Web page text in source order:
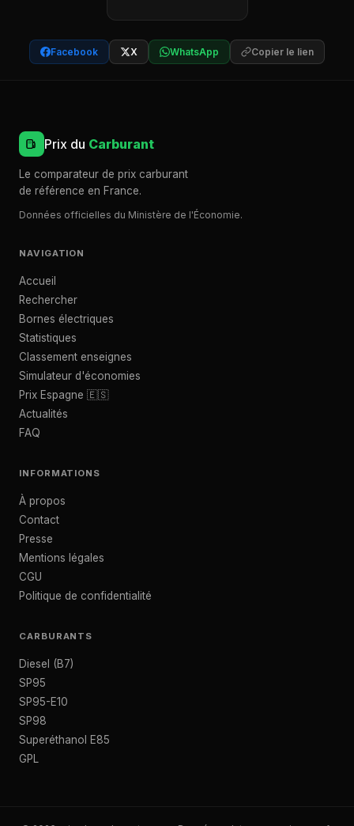
Facebook X WhatsApp Copier le lien
Prix du Carburant
Le comparateur de prix carburant
de référence en France.
Données officielles du Ministère de l'Économie.
NAVIGATION
Accueil
Rechercher
Bornes électriques
Statistiques
Classement enseignes
Simulateur d'économies
Prix Espagne 🇪🇸
Actualités
FAQ
INFORMATIONS
À propos
Contact
Presse
Mentions légales
CGU
Politique de confidentialité
CARBURANTS
Diesel (B7)
SP95
SP95-E10
SP98
Superéthanol E85
GPL